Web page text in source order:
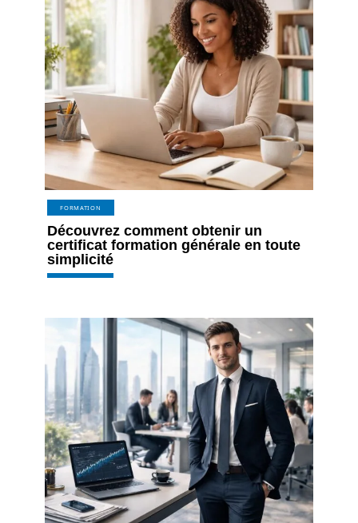
FORMATION
Découvrez comment obtenir un
certificat formation générale en toute
simplicité